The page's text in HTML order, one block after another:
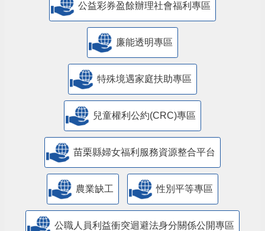
公益彩券盈餘辦理社會福利專區
廉能透明專區
特殊境遇家庭扶助專區
兒童權利公約(CRC)專區
苗栗縣婦女福利服務資源整合平台
農業缺工 性別平等專區
公職人員利益衝突迴避法身分關係公開專區